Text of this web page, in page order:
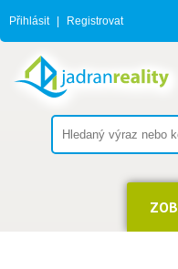
Přihlásit Registrovat